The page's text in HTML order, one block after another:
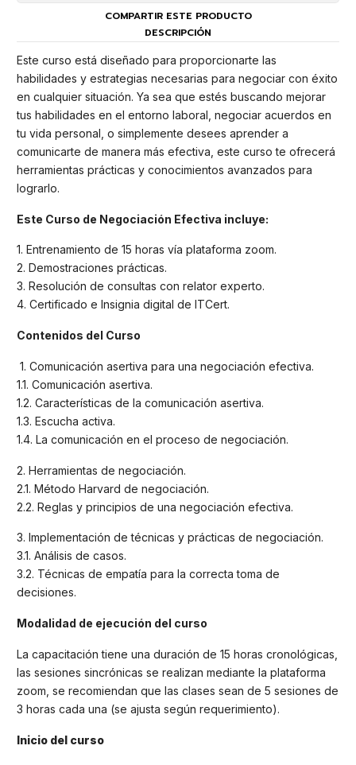
COMPARTIR ESTE PRODUCTO
DESCRIPCIÓN
Este curso está diseñado para proporcionarte las
habilidades y estrategias necesarias para negociar con éxito
en cualquier situación. Ya sea que estés buscando mejorar
tus habilidades en el entorno laboral, negociar acuerdos en
tu vida personal, o simplemente desees aprender a
comunicarte de manera más efectiva, este curso te ofrecerá
herramientas prácticas y conocimientos avanzados para
lograrlo.
Este Curso de Negociación Efectiva incluye:
1. Entrenamiento de 15 horas vía plataforma zoom.
2. Demostraciones prácticas.
3. Resolución de consultas con relator experto.
4. Certificado e Insignia digital de ITCert.
Contenidos del Curso
1. Comunicación asertiva para una negociación efectiva.
1.1. Comunicación asertiva.
1.2. Características de la comunicación asertiva.
1.3. Escucha activa.
1.4. La comunicación en el proceso de negociación.
2. Herramientas de negociación.
2.1. Método Harvard de negociación.
2.2. Reglas y principios de una negociación efectiva.
3. Implementación de técnicas y prácticas de negociación.
3.1. Análisis de casos.
3.2. Técnicas de empatía para la correcta toma de
decisiones.
Modalidad de ejecución del curso
La capacitación tiene una duración de 15 horas cronológicas,
las sesiones sincrónicas se realizan mediante la plataforma
zoom, se recomiendan que las clases sean de 5 sesiones de
3 horas cada una (se ajusta según requerimiento).
Inicio del curso